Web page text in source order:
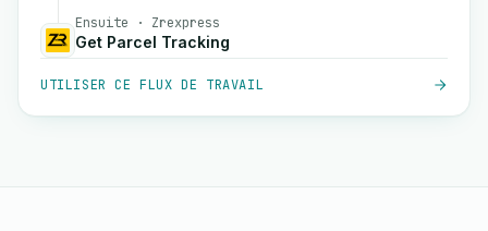
Ensuite · Zrexpress
Get Parcel Tracking
UTILISER CE FLUX DE TRAVAIL